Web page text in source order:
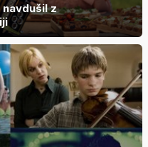
z